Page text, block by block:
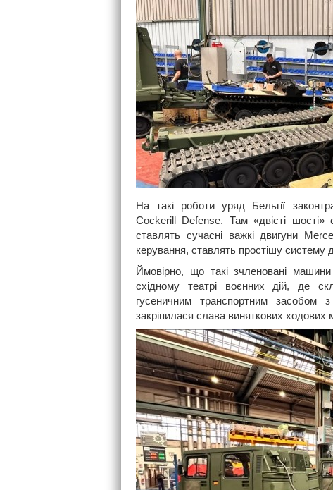
На такі роботи уряд Бельгії
Cockerill Defense. Там «двісті
ставлять сучасні важкі двигуни
керування, ставлять простішу систему
Ймовірно, що такі зчленовані машини
східному театрі воєнних дій, де
гусеничним транспортним
закріпилася слава виняткових ходових